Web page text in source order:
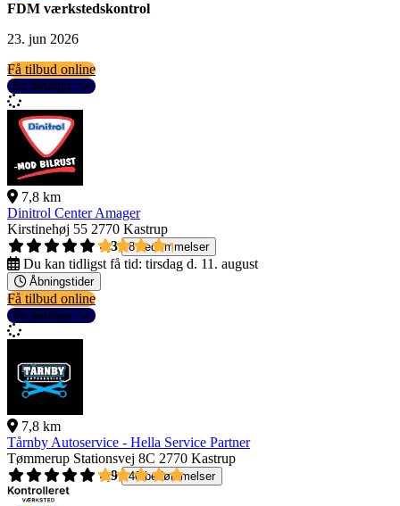
FDM værkstedskontrol
23. jun 2026
Få tilbud online
Se detaljer
7,8 km
Dinitrol Center Amager
Kirstinehøj 55 2770 Kastrup
4,3
8 bedømmelser
Du kan tidligst få tid: tirsdag d. 11. august
Åbningstider
Få tilbud online
Se detaljer
7,8 km
Tårnby Autoservice - Hella Service Partner
Tømmerup Stationsvej 8C 2770 Kastrup
4,9
40 bedømmelser